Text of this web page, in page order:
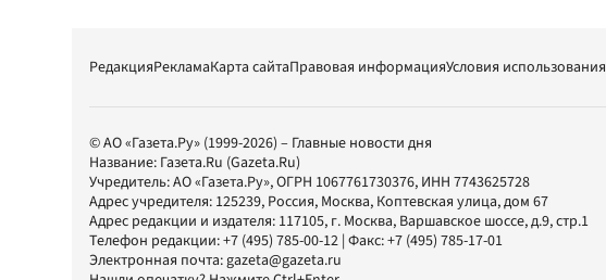
РедакцияРекламаКарта сайтаПравовая информацияУсловия использования
© АО «Газета.Ру» (1999-2026) – Главные новости дня
Название: Газета.Ru (Gazeta.Ru)
Учредитель:АО «Газета.Ру», ОГРН 1067761730376, ИНН 7743625728
Адрес учредителя: 125239, Россия, Москва, Коптевская улица, дом 67
Адрес редакции и издателя: 117105, г. Москва, Варшавское шоссе, д.9, стр.1
Телефон редакции:+7 (495) 785-00-12 | Факс:+7 (495) 785-17-01
Электронная почта:gazeta@gazeta.ru